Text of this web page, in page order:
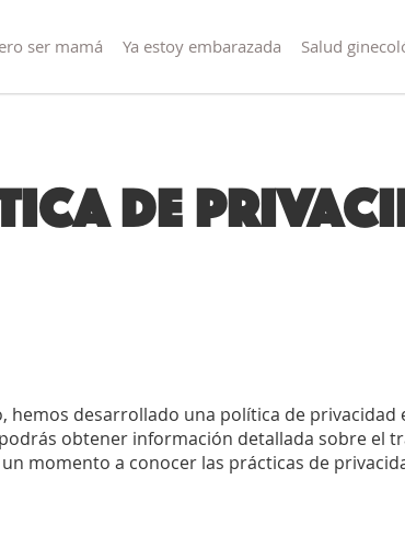
ser mamá Ya estoy embarazada Salud
de
desarrollado una política de privacidad
obtener información detallada sobre el
momento a conocer las prácticas de